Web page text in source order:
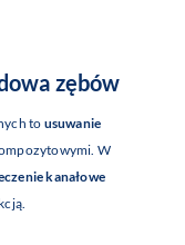
zębów
to usuwanie
W
kanałowe